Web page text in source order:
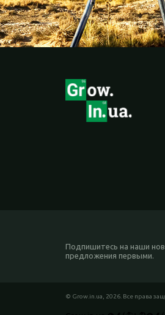
Подпишитесь на наши
предложения первыми.
© Grow.in.ua, 2026. Все права